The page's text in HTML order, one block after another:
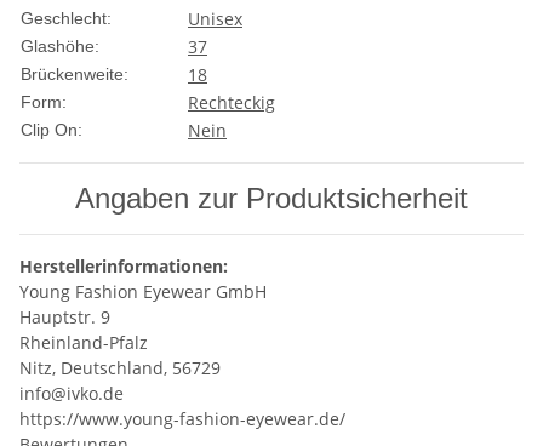
Geschlecht: Unisex
Glashöhe: 37
Brückenweite: 18
Form: Rechteckig
Clip On: Nein
Angaben zur Produktsicherheit
Herstellerinformationen:
Young Fashion Eyewear GmbH
Hauptstr. 9
Rheinland-Pfalz
Nitz, Deutschland, 56729
info@ivko.de
https://www.young-fashion-eyewear.de/